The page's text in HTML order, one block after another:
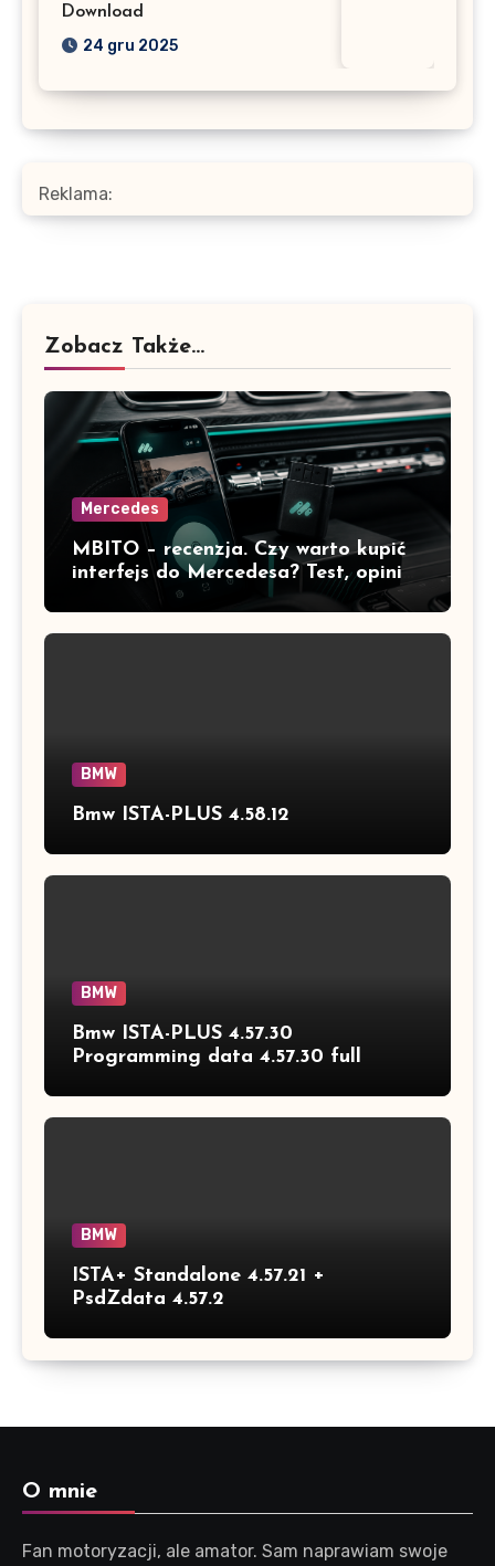
Download
24 gru 2025
Reklama:
Zobacz Także...
Mercedes
MBITO – recenzja. Czy warto kupić
interfejs do Mercedesa? Test, opinia
i możliwości kodowania
BMW
Bmw ISTA-PLUS 4.58.12
BMW
Bmw ISTA-PLUS 4.57.30
Programming data 4.57.30 full
BMW
ISTA+ Standalone 4.57.21 +
PsdZdata 4.57.2
O mnie
Fan motoryzacji, ale amator. Sam naprawiam swoje